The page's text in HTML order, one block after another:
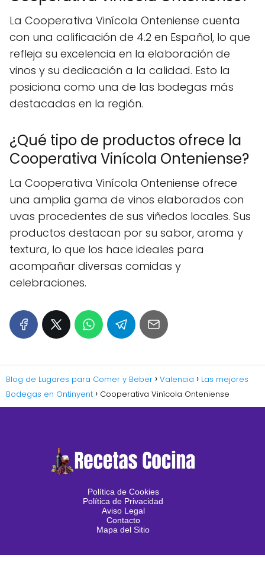
La Cooperativa Vinícola Onteniense cuenta
con una calificación de 4.2 en Español, lo que
refleja su excelencia en la elaboración de
vinos y su dedicación a la calidad. Esto la
posiciona como una de las bodegas más
destacadas en la región.
¿Qué tipo de productos ofrece la
Cooperativa Vinícola Onteniense?
La Cooperativa Vinícola Onteniense ofrece
una amplia gama de vinos elaborados con
uvas procedentes de sus viñedos locales. Sus
productos destacan por su sabor, aroma y
textura, lo que los hace ideales para
acompañar diversas comidas y
celebraciones.
Blog de Lugares para Comer y Beber Valencia
Las mejores
Bodegas en Ontinyent
Cooperativa Vinícola Onteniense
Política de Cookies
Política de Privacidad
Aviso Legal
Contacto
Mapa del Sitio